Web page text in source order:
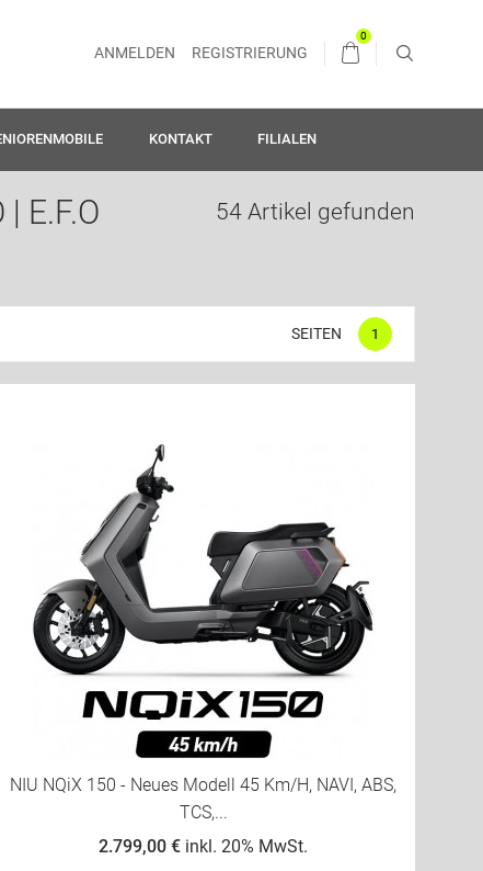
ANMELDEN REGISTRIERUNG
0
KONTAKT FILIALEN
E.F.O 54 Artikel gefunden
SEITEN 1
NIU NQiX 150 - Neues Modell 45 Km/h, NAVI, ABS,
TCS,...
2.799,00 € inkl. 20% MwSt.